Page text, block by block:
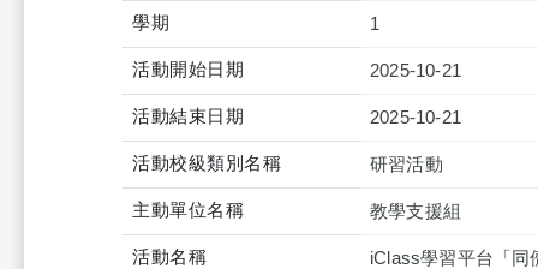
學期 1
活動開始日期 2025-10-21
活動結束日期 2025-10-21
活動校級類別名稱 研習活動
主動單位名稱 教學支援組
活動名稱 iClass學習平台「同